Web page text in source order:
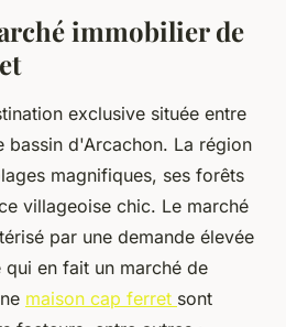
immobilier de
exclusive située entre
bassin d'Arcachon. La région
magnifiques, ses forêts
villageoise chic. Le marché
par une demande élevée
en fait un marché de
maison cap ferret sont